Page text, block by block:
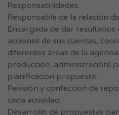
Responsabilidades:
Responsable de la relación
Encargada de dar resultados
acciones de sus cuentas,
diferentes áreas de la
producción, administración)
planificación propuesta.
Revisión y confección de
cada actividad.
Desarrollo de propuestas